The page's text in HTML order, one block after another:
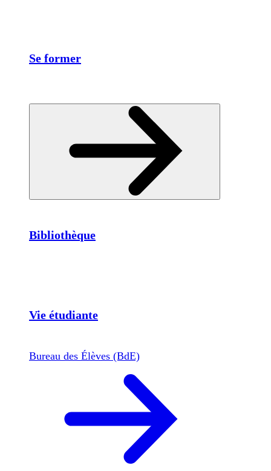
Se former
Bibliothèque
Vie étudiante
Bureau des Élèves (BdE)